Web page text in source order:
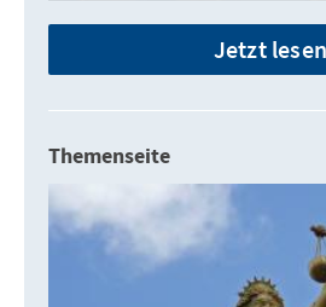
Jetzt lesen
Themenseite